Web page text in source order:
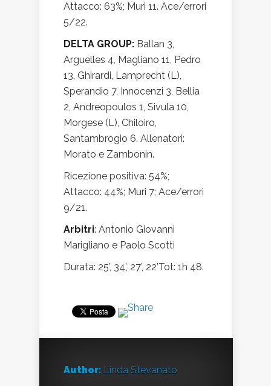
Attacco: 63%; Muri 11. Ace/errori
5/22.
DELTA GROUP: Ballan 3,
Arguelles 4, Magliano 11, Pedro
13, Ghirardi, Lamprecht (L),
Sperandio 7, Innocenzi 3, Bellia
2, Andreopoulos 1, Sivula 10,
Morgese (L), Chiloiro,
Santambrogio 6. Allenatori:
Morato e Zambonin.
Ricezione positiva: 54%;
Attacco: 44%; Muri 7; Ace/errori
9/21.
Arbitri: Antonio Giovanni
Marigliano e Paolo Scotti
Durata: 25’, 34’, 27’, 22’Tot: 1h 48.
Author: Linda Stevanato